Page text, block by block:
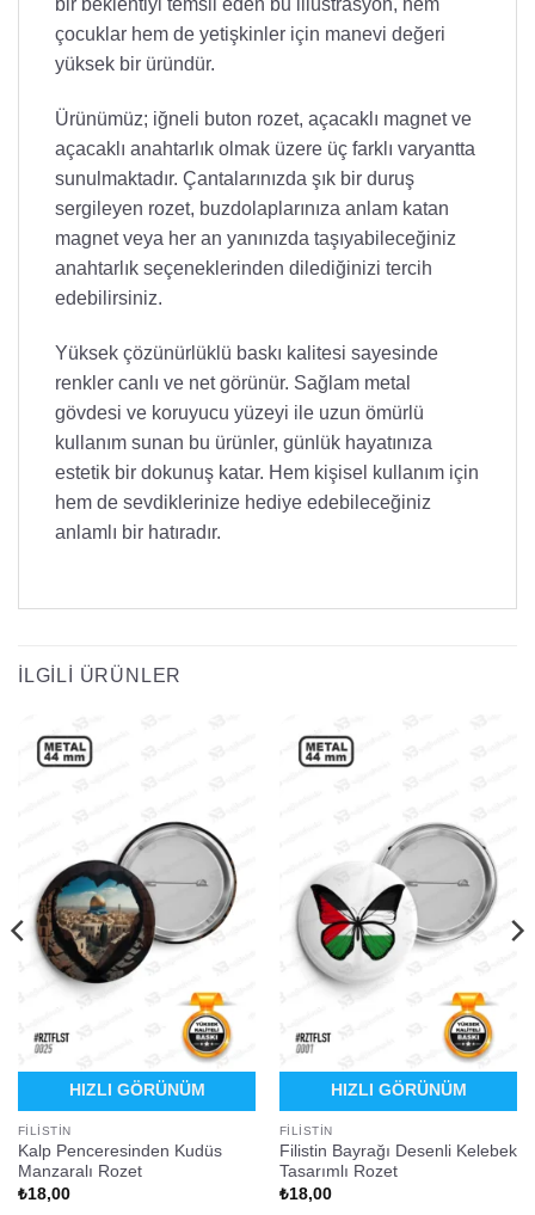
bir beklentiyi temsil eden bu illüstrasyon, hem
çocuklar hem de yetişkinler için manevi değeri
yüksek bir üründür.
Ürünümüz; iğneli buton rozet, açacaklı magnet ve
açacaklı anahtarlık olmak üzere üç farklı varyantta
sunulmaktadır. Çantalarınızda şık bir duruş
sergileyen rozet, buzdolaplarınıza anlam katan
magnet veya her an yanınızda taşıyabileceğiniz
anahtarlık seçeneklerinden dilediğinizi tercih
edebilirsiniz.
Yüksek çözünürlüklü baskı kalitesi sayesinde
renkler canlı ve net görünür. Sağlam metal
gövdesi ve koruyucu yüzeyi ile uzun ömürlü
kullanım sunan bu ürünler, günlük hayatınıza
estetik bir dokunuş katar. Hem kişisel kullanım için
hem de sevdiklerinize hediye edebileceğiniz
anlamlı bir hatıradır.
İLGILI ÜRÜNLER
HIZLI GÖRÜNÜM
FILISTIN
Kalp Penceresinden Kudüs
Manzaralı Rozet
₺18,00
HIZLI GÖRÜNÜM
FILISTIN
Filistin Bayrağı Desenli Kelebek
Tasarımlı Rozet
₺18,00